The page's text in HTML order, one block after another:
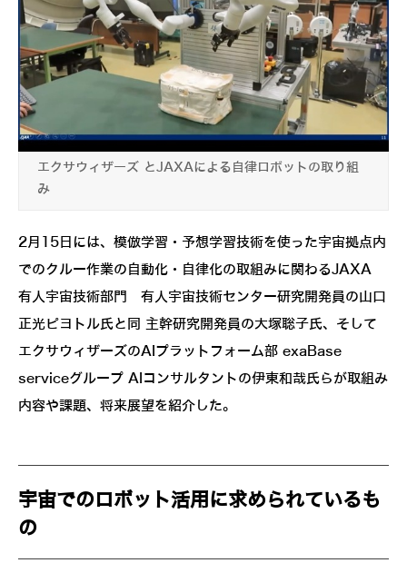
エクサウィザーズ とJAXAによる自律ロボットの取り組
み
2月15日には、模倣学習・予想学習技術を使った宇宙拠点内
でのクルー作業の自動化・自律化の取組みに関わるJAXA
有人宇宙技術部門 有人宇宙技術センター研究開発員の山口
正光ピヨトル氏と同 主幹研究開発員の大塚聡子氏、そして
エクサウィザーズのAIプラットフォーム部 exaBase
serviceグループ AIコンサルタントの伊東和哉氏らが取組み
内容や課題、将来展望を紹介した。
宇宙でのロボット活用に求められているも
の